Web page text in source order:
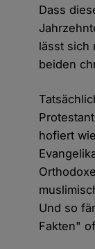
Dass
lässt sich
beiden
hofiert
Und so
Fakten"